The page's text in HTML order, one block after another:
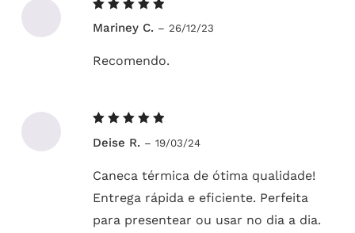
5de 5
Mariney C. – 26/12/23
Recomendo.
5de 5
Deise R. – 19/03/24
Caneca térmica de ótima qualidade!
Entrega rápida e eficiente. Perfeita
para presentear ou usar no dia a dia.